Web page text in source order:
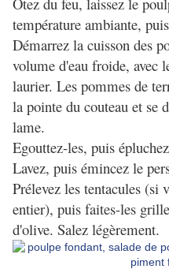
température ambiante,
Démarrez la cuisson des
volume d'eau froide, avec
laurier. Les pommes de
la pointe du couteau et se
lame.
Egouttez-les, puis
Lavez, puis émincez le
Prélevez les tentacules (si
entier), puis faites-les
d'olive. Salez légèrement.